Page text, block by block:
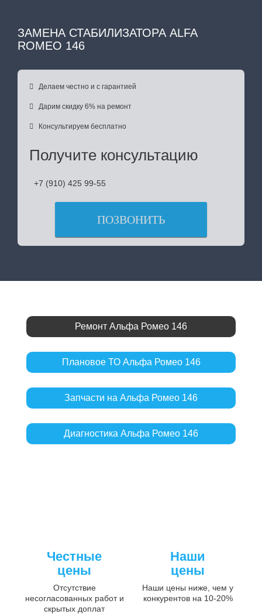
ЗАМЕНА СТАБИЛИЗАТОРА ALFA
ROMEO 146
 Делаем честно и с гарантией
 Дарим скидку 6% на ремонт
 Консультируем бесплатно
Получите консультацию
+7 (910) 425 99-55
ПОЗВОНИТЬ
Ремонт Альфа Ромео 146
Плановое ТО Альфа Ромео 146
Запчасти на Альфа Ромео 146
Диагностика Альфа Ромео 146
Честные
цены
Отсутствие
несогласованных работ и
скрытых доплат
Наши
цены
Наши цены ниже, чем у
конкурентов на 10-20%